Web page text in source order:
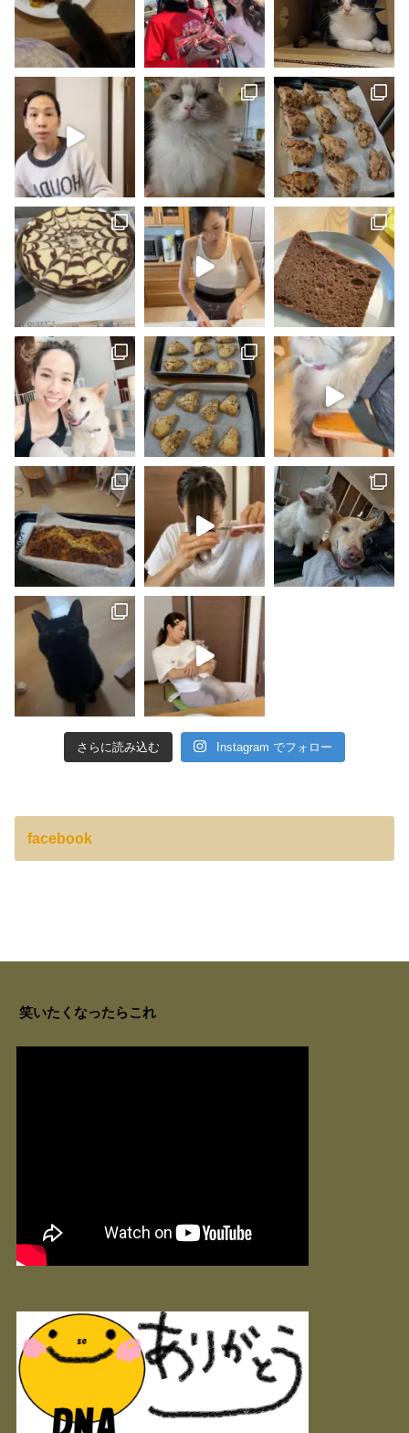
さらに読み込む Instagram でフォロー
facebook
笑いたくなったらこれ